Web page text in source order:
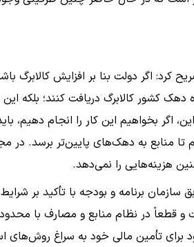
کرد: اگر دولت بنا بر افزایش کالابرگ
دهک کشور کالابرگ دریافت کنند؛
اگر بخواهیم این کار را انجام
منابع به دهک‌های پایین‌تر برسد. در
هزینه‌هایی را نمی‌دهد.
سازمان برنامه و بودجه با تأکید بر
و قطعاً در نظام منابع و مصارف با
برای تأمین مالی خود به سراغ روش‌های